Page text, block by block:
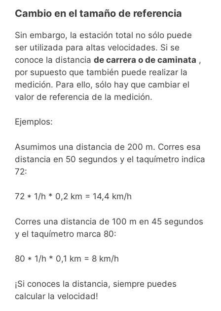
Cambio en el tamaño de referencia
Sin embargo, la estación total no sólo puede
ser utilizada para altas velocidades. Si se
conoce la distancia de carrera o de caminata ,
por supuesto que también puede realizar la
medición. Para ello, sólo hay que cambiar el
valor de referencia de la medición.
Ejemplos:
Asumimos una distancia de 200 m. Corres esa
distancia en 50 segundos y el taquímetro indica
72:
72 * 1/h * 0,2 km = 14,4 km/h
Corres una distancia de 100 m en 45 segundos
y el taquímetro marca 80:
80 * 1/h * 0,1 km = 8 km/h
¡Si conoces la distancia, siempre puedes
calcular la velocidad!